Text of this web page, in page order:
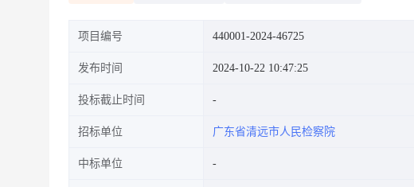
项目编号 440001-2024-46725
发布时间 2024-10-22 10:47:25
投标截止时间
招标单位 广东省清远市人民检察院
中标单位